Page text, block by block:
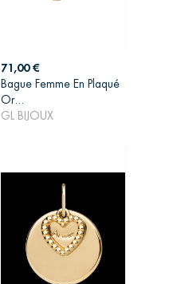
Prix
71,00 €
Bague Femme En Plaqué
Or...
GL BIJOUX
AJOUTER AU